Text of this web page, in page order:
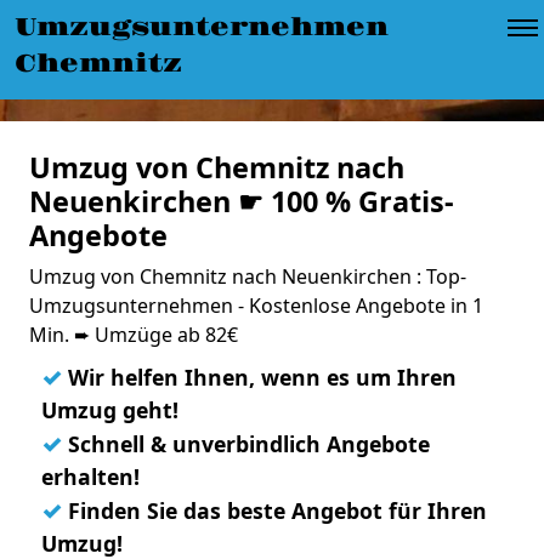
Umzugsunternehmen
Chemnitz
Umzug von Chemnitz nach
Neuenkirchen ☛ 100 % Gratis-
Angebote
Umzug von Chemnitz nach Neuenkirchen : Top-
Umzugsunternehmen - Kostenlose Angebote in 1
Min. ➨ Umzüge ab 82€
✓ Wir helfen Ihnen, wenn es um Ihren
Umzug geht!
✓ Schnell & unverbindlich Angebote
erhalten!
✓ Finden Sie das beste Angebot für Ihren
Umzug!